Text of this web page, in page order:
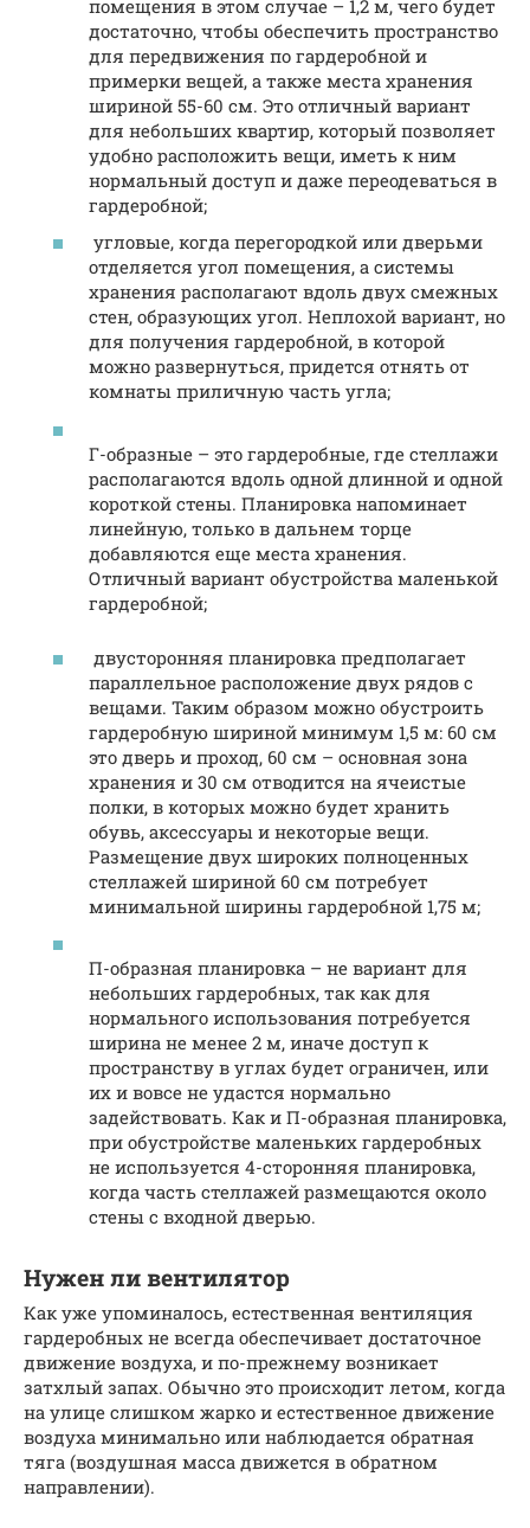
помещения в этом случае – 1,2 м, чего будет
достаточно, чтобы обеспечить пространство
для передвижения по гардеробной и
примерки вещей, а также места хранения
шириной 55-60 см. Это отличный вариант
для небольших квартир, который позволяет
удобно расположить вещи, иметь к ним
нормальный доступ и даже переодеваться в
гардеробной;
угловые, когда перегородкой или дверьми
отделяется угол помещения, а системы
хранения располагают вдоль двух смежных
стен, образующих угол. Неплохой вариант, но
для получения гардеробной, в которой
можно развернуться, придется отнять от
комнаты приличную часть угла;
Г-образные – это гардеробные, где стеллажи
располагаются вдоль одной длинной и одной
короткой стены. Планировка напоминает
линейную, только в дальнем торце
добавляются еще места хранения.
Отличный вариант обустройства маленькой
гардеробной;
двусторонняя планировка предполагает
параллельное расположение двух рядов с
вещами. Таким образом можно обустроить
гардеробную шириной минимум 1,5 м: 60 см
это дверь и проход, 60 см – основная зона
хранения и 30 см отводится на ячеистые
полки, в которых можно будет хранить
обувь, аксессуары и некоторые вещи.
Размещение двух широких полноценных
стеллажей шириной 60 см потребует
минимальной ширины гардеробной 1,75 м;
П-образная планировка – не вариант для
небольших гардеробных, так как для
нормального использования потребуется
ширина не менее 2 м, иначе доступ к
пространству в углах будет ограничен, или
их и вовсе не удастся нормально
задействовать. Как и П-образная планировка,
при обустройстве маленьких гардеробных
не используется 4-сторонняя планировка,
когда часть стеллажей размещаются около
стены с входной дверью.
Нужен ли вентилятор
Как уже упоминалось, естественная вентиляция
гардеробных не всегда обеспечивает достаточное
движение воздуха, и по-прежнему возникает
затхлый запах. Обычно это происходит летом, когда
на улице слишком жарко и естественное движение
воздуха минимально или наблюдается обратная
тяга (воздушная масса движется в обратном
направлении).